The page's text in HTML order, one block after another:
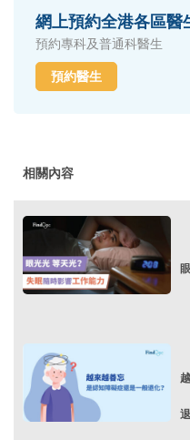
網上預約全港各區醫
預約專科及普通科醫生
預約醫生
相關內容